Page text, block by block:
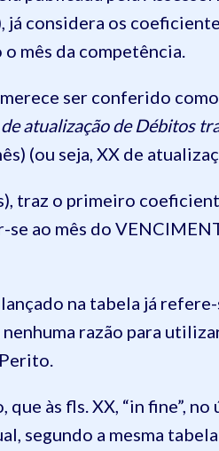
considera os
mês da competência.
ser conferido
de atualização de Débitos
(ou seja, XX de
traz o primeiro
ao mês do
na tabela já
razão para
que às fls. XX, “in fine”,
segundo a mesma